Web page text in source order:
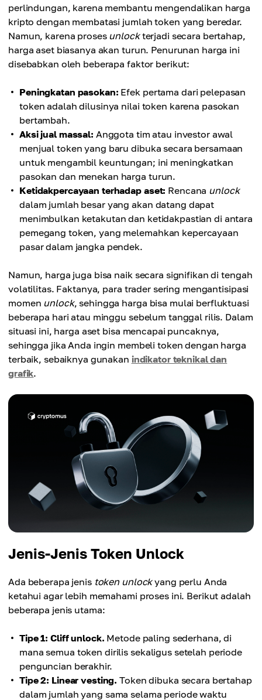
perlindungan, karena membantu mengendalikan harga
kripto dengan membatasi jumlah token yang beredar.
Namun, karena proses unlockterjadi secara bertahap,
harga aset biasanya akan turun. Penurunan harga ini
disebabkan oleh beberapa faktor berikut:
Peningkatan pasokan: Efek pertama dari pelepasan
token adalah dilusinya nilai token karena pasokan
bertambah.
Aksi jual massal: Anggota tim atau investor awal
menjual token yang baru dibuka secara bersamaan
untuk mengambil keuntungan; ini meningkatkan
pasokan dan menekan harga turun.
Ketidakpercayaan terhadap aset: Rencana unlock
dalam jumlah besar yang akan datang dapat
menimbulkan ketakutan dan ketidakpastian di antara
pemegang token, yang melemahkan kepercayaan
pasar dalam jangka pendek.
Namun, harga juga bisa naik secara signifikan di tengah
volatilitas. Faktanya, para trader sering mengantisipasi
momen unlock, sehingga harga bisa mulai berfluktuasi
beberapa hari atau minggu sebelum tanggal rilis. Dalam
situasi ini, harga aset bisa mencapai puncaknya,
sehingga jika Anda ingin membeli token dengan harga
terbaik, sebaiknya gunakan indikator teknikal dan
grafik.
Jenis-Jenis Token Unlock
Ada beberapa jenis token unlockyang perlu Anda
ketahui agar lebih memahami proses ini. Berikut adalah
beberapa jenis utama:
Tipe 1: Cliff unlock. Metode paling sederhana, di
mana semua token dirilis sekaligus setelah periode
penguncian berakhir.
Tipe 2: Linear vesting. Token dibuka secara bertahap
dalam jumlah yang sama selama periode waktu